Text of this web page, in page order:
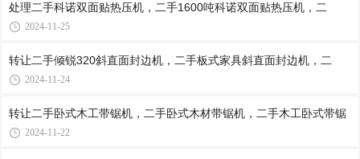
处理二手科诺双面贴热压机，二手1600吨科诺双面贴热压机，二
2024-11-25
转让二手倾锐320斜直面封边机，二手板式家具斜直面封边机，二
2024-11-24
转让二手卧式木工带锯机，二手卧式木材带锯机，二手木工卧式带锯
2024-11-22